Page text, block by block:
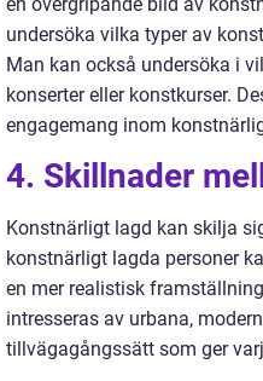
en övergripande bild av
undersöka vilka typer av
Man kan också undersöka i
konserter eller konstkurser.
engagemang inom
4. Skillnader
Konstnärligt lagd kan skilja
konstnärligt lagda personer
en mer realistisk
intresseras av urbana,
tillvägagångssätt som ger